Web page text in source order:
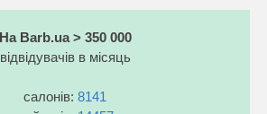
На Barb.ua > 350 000
відвідувачів в місяць
салонів: 8141